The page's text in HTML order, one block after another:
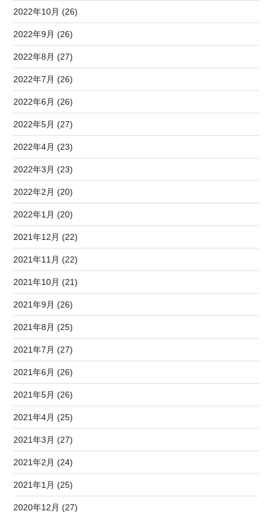
2022年10月 (26)
2022年9月 (26)
2022年8月 (27)
2022年7月 (26)
2022年6月 (26)
2022年5月 (27)
2022年4月 (23)
2022年3月 (23)
2022年2月 (20)
2022年1月 (20)
2021年12月 (22)
2021年11月 (22)
2021年10月 (21)
2021年9月 (26)
2021年8月 (25)
2021年7月 (27)
2021年6月 (26)
2021年5月 (26)
2021年4月 (25)
2021年3月 (27)
2021年2月 (24)
2021年1月 (25)
2020年12月 (27)